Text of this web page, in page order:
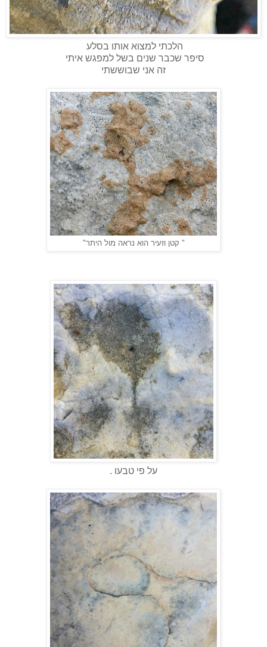
הלכתי למצוא אותו בסלע
סיפר שכבר שנים בשל למפגש איתי
זה אני שבוששתי
" קטן וזעיר הוא נראה מול היתר"
על פי טבעו .